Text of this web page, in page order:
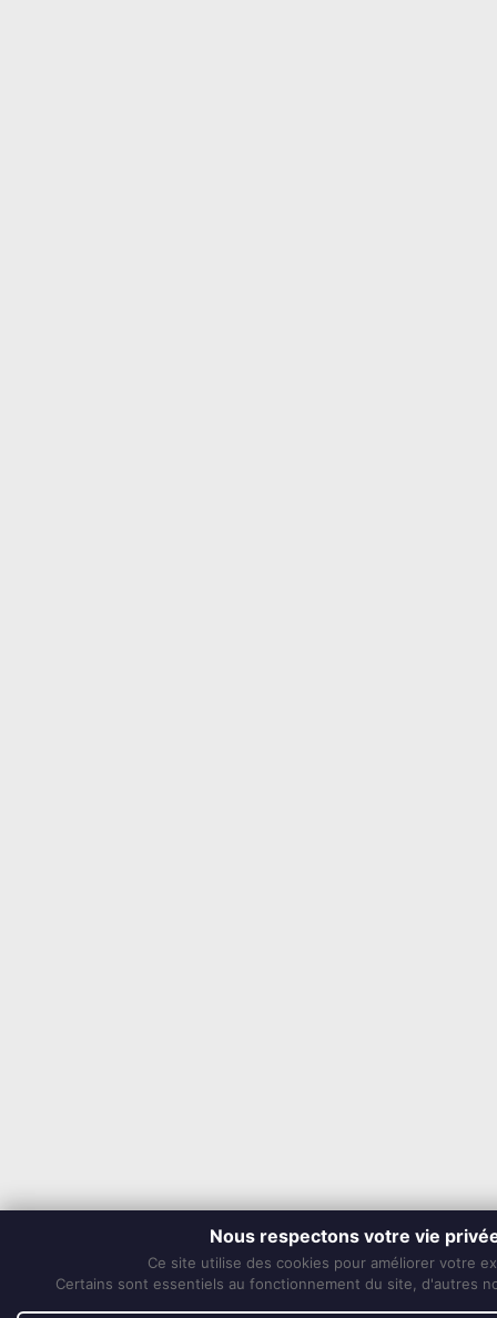
Nous respectons votre vie
Ce site utilise des cookies pour améliorer votre
Certains sont essentiels au fonctionnement du site, d'autres